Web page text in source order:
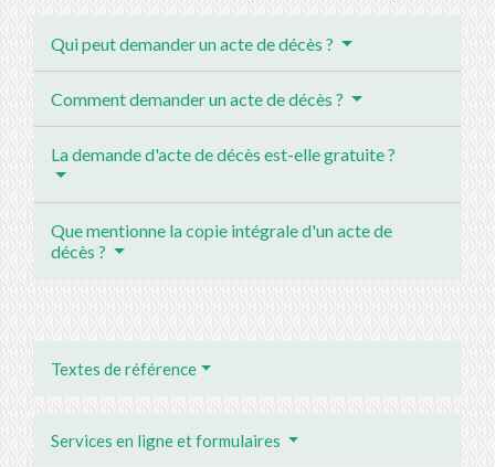
Qui peut demander un acte de décès ?
Comment demander un acte de décès ?
La demande d'acte de décès est-elle gratuite ?
Que mentionne la copie intégrale d'un acte de
décès ?
Textes de référence
Services en ligne et formulaires